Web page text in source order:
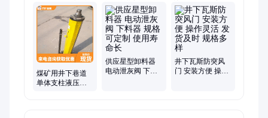
器、防爆电器、路面机械、工程机械
煤矿用井下巷道
单体支柱液压推
供应星型卸料器
电动泄灰阀 下料
井下瓦斯防突风
门 安装方便 操作